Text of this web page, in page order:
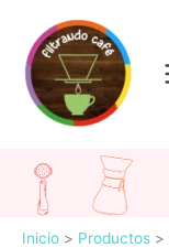
contenido
Inicio Productos